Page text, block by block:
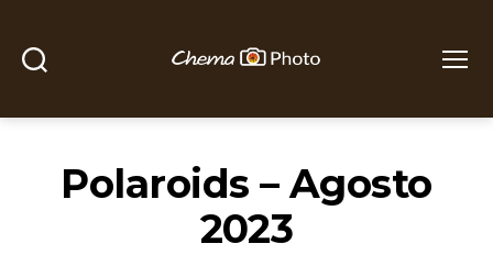
Photo
Polaroids – Agosto
2023